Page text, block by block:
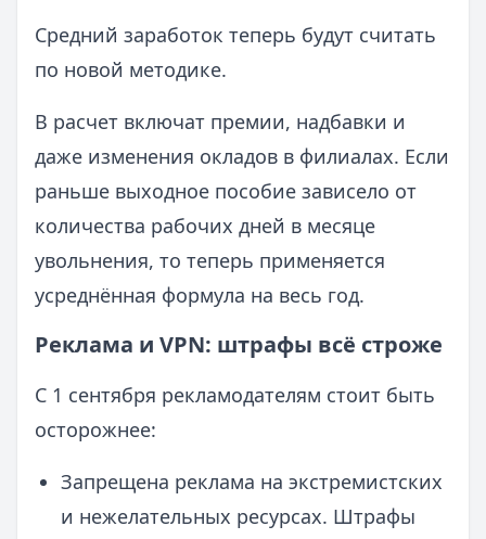
Средний заработок теперь будут считать
по новой методике.
В расчет включат премии, надбавки и
даже изменения окладов в филиалах. Если
раньше выходное пособие зависело от
количества рабочих дней в месяце
увольнения, то теперь применяется
усреднённая формула на весь год.
Реклама и VPN: штрафы всё строже
С 1 сентября рекламодателям стоит быть
осторожнее:
Запрещена реклама на экстремистских
и нежелательных ресурсах. Штрафы